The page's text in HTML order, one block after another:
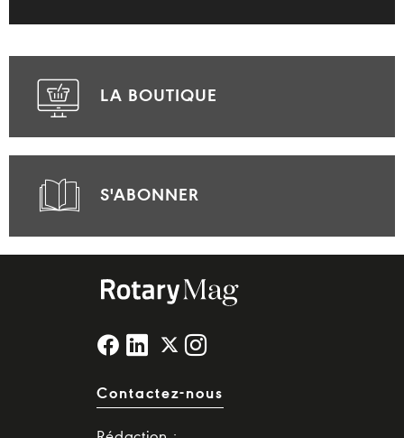
LA BOUTIQUE
S'ABONNER
Contactez-nous